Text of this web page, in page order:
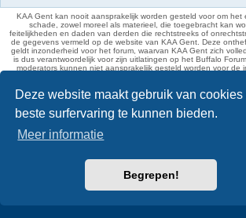
Deze website maakt gebruik van cookies
beste surfervaring te kunnen bieden.
Meer informatie
Begrepen!
KAA Gent kan nooit aansprakelijk worden gesteld voor om het
schade, zowel moreel als materieel, die toegebracht kan
feitelijkheden en daden van derden die rechtstreeks of
de gegevens vermeld op de website van KAA Gent. Deze
geldt inzonderheid voor het forum, waarvan KAA Gent zich
is dus verantwoordelijk voor zijn uitlatingen op het Buffalo
moderators kunnen niet aansprakelijk gesteld worden voor de